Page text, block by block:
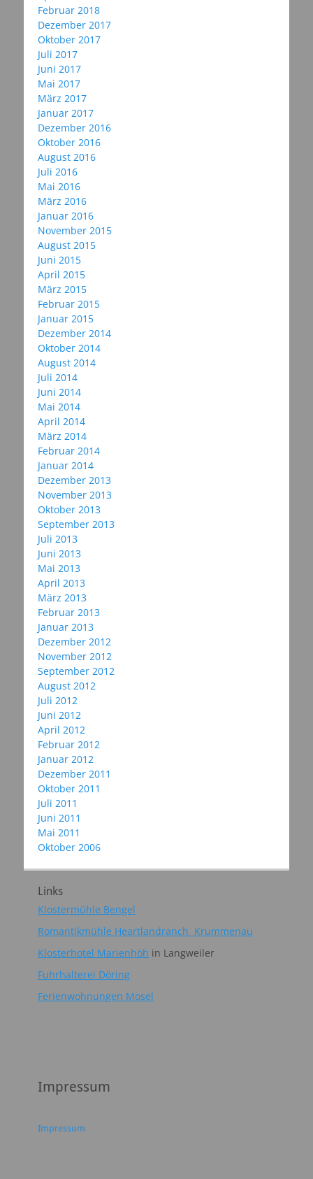
Februar 2018
Dezember 2017
Oktober 2017
Juli 2017
Juni 2017
Mai 2017
März 2017
Januar 2017
Dezember 2016
Oktober 2016
August 2016
Juli 2016
Mai 2016
März 2016
Januar 2016
November 2015
August 2015
Juni 2015
April 2015
März 2015
Februar 2015
Januar 2015
Dezember 2014
Oktober 2014
August 2014
Juli 2014
Juni 2014
Mai 2014
April 2014
März 2014
Februar 2014
Januar 2014
Dezember 2013
November 2013
Oktober 2013
September 2013
Juli 2013
Juni 2013
Mai 2013
April 2013
März 2013
Februar 2013
Januar 2013
Dezember 2012
November 2012
September 2012
August 2012
Juli 2012
Juni 2012
April 2012
Februar 2012
Januar 2012
Dezember 2011
Oktober 2011
Juli 2011
Juni 2011
Mai 2011
Oktober 2006
Links
Klostermühle Bengel
Romantikmühle Heartlandranch Krummenau
Klosterhotel Marienhöh in Langweiler
Fuhrhalterei Döring
Ferienwohnungen Mosel
Impressum
Impressum